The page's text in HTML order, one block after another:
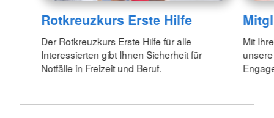
Rotkreuzkurs Erste Hilfe
Der Rotkreuzkurs Erste Hilfe für alle
Interessierten gibt Ihnen Sicherheit für
Notfälle in Freizeit und Beruf.
Mit